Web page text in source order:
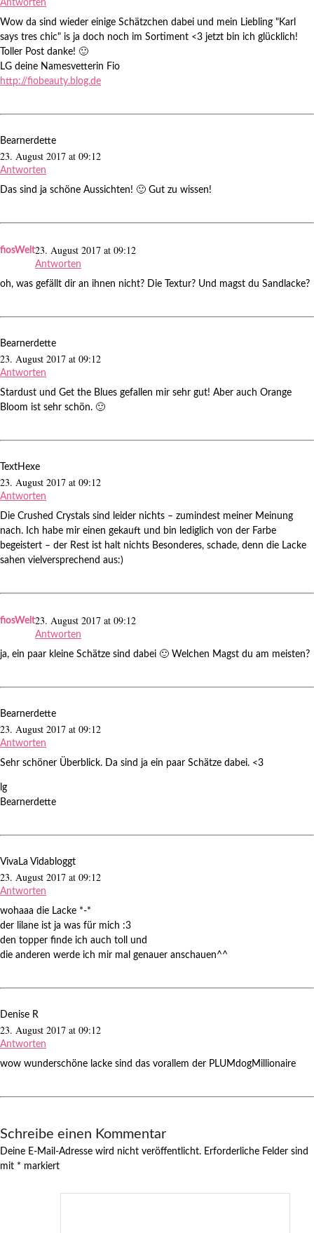
Antworten
Wow da sind wieder einige Schätzchen dabei und mein Liebling "Karl
says tres chic" is ja doch noch im Sortiment <3 jetzt bin ich glücklich!
Toller Post danke! 🙂
LG deine Namesvetterin Fio
http://fiobeauty.blog.de
Bearnerdette
23. August 2017 at 09:12
Antworten
Das sind ja schöne Aussichten! 🙂 Gut zu wissen!
fiosWelt23. August 2017 at 09:12
Antworten
oh, was gefällt dir an ihnen nicht? Die Textur? Und magst du Sandlacke?
Bearnerdette
23. August 2017 at 09:12
Antworten
Stardust und Get the Blues gefallen mir sehr gut! Aber auch Orange
Bloom ist sehr schön. 🙂
TextHexe
23. August 2017 at 09:12
Antworten
Die Crushed Crystals sind leider nichts – zumindest meiner Meinung
nach. Ich habe mir einen gekauft und bin lediglich von der Farbe
begeistert – der Rest ist halt nichts Besonderes, schade, denn die Lacke
sahen vielversprechend aus:)
fiosWelt23. August 2017 at 09:12
Antworten
ja, ein paar kleine Schätze sind dabei 🙂 Welchen Magst du am meisten?
Bearnerdette
23. August 2017 at 09:12
Antworten
Sehr schöner Überblick. Da sind ja ein paar Schätze dabei. <3
lg
Bearnerdette
VivaLa Vidabloggt
23. August 2017 at 09:12
Antworten
wohaaa die Lacke *-*
der lilane ist ja was für mich :3
den topper finde ich auch toll und
die anderen werde ich mir mal genauer anschauen^^
Denise R
23. August 2017 at 09:12
Antworten
wow wunderschöne lacke sind das vorallem der PLUMdogMillionaire
Schreibe einen Kommentar
Deine E-Mail-Adresse wird nicht veröffentlicht. Erforderliche Felder sind
mit * markiert